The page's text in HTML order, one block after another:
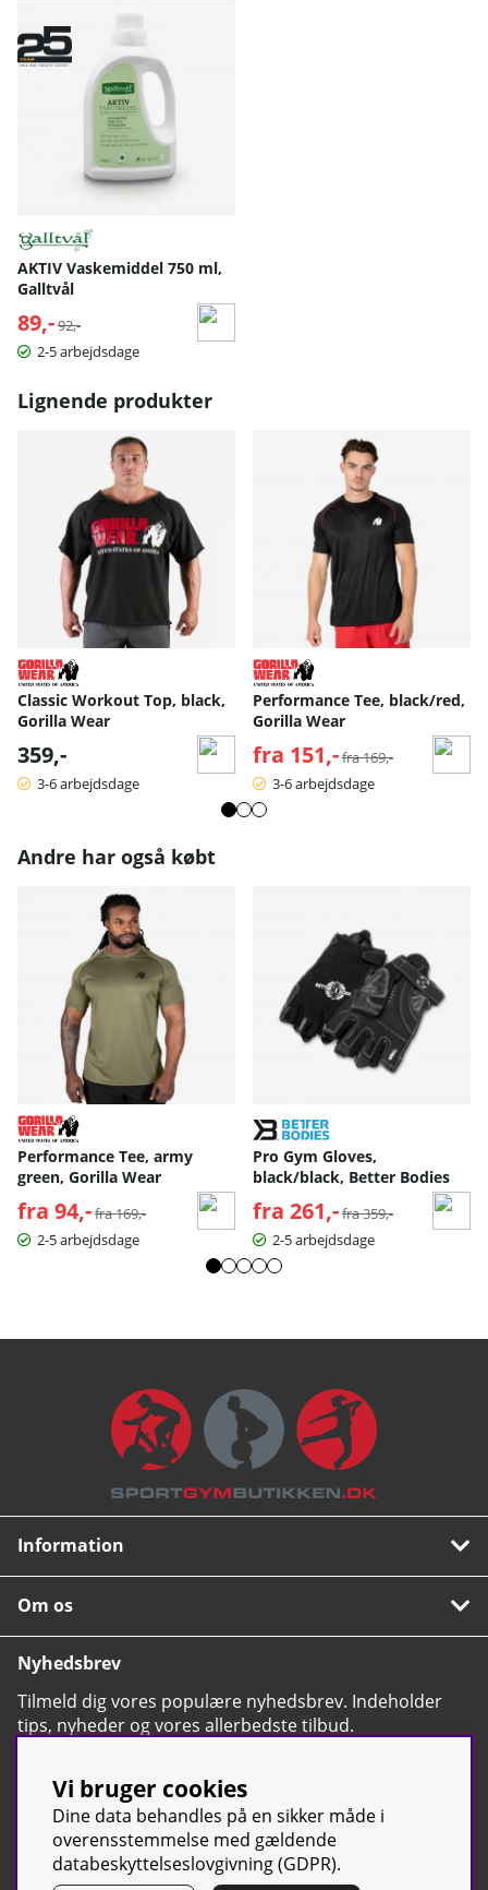
AKTIV Vaskemiddel 750 ml,
Galltvål
89,- Normalpris:
92,-
2-5 arbejdsdage
Lignende produkter
Classic Workout Top, black,
Gorilla Wear
359,-
3-6 arbejdsdage
Performance Tee, black/red,
Gorilla Wear
fra 151,- Normalpris:
fra 169,-
3-6 arbejdsdage
Andre har også købt
Performance Tee, army
green, Gorilla Wear
fra 94,- Normalpris:
fra 169,-
2-5 arbejdsdage
Pro Gym Gloves,
black/black, Better Bodies
fra 261,- Normalpris:
fra 359,-
2-5 arbejdsdage
Information
Om os
Nyhedsbrev
Tilmeld dig vores populære nyhedsbrev. Indeholder
tips, nyheder og vores allerbedste tilbud.
Vi bruger cookies
Dine data behandles på en sikker måde i
overensstemmelse med gældende
databeskyttelseslovgivning (GDPR).